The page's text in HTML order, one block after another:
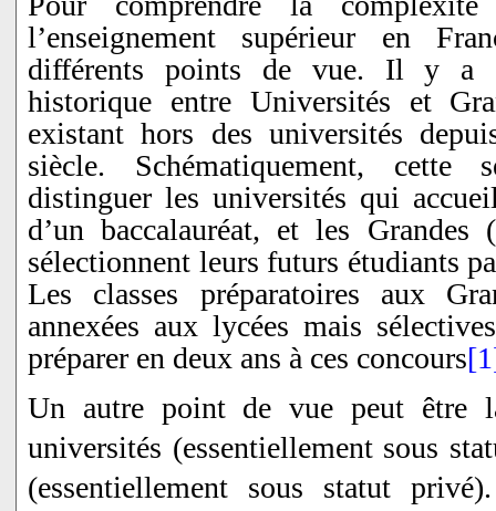
l’enseignement supérieur en
différents points de vue. Il y a
historique entre Universités et
existant hors des universités
siècle. Schématiquement, cette
distinguer les universités qui
d’un baccalauréat, et les
sélectionnent leurs futurs étudiants
Les classes préparatoires aux
annexées aux lycées mais
préparer en deux ans à ces concours
Un autre point de vue peut être
universités (essentiellement sous
(essentiellement sous statut